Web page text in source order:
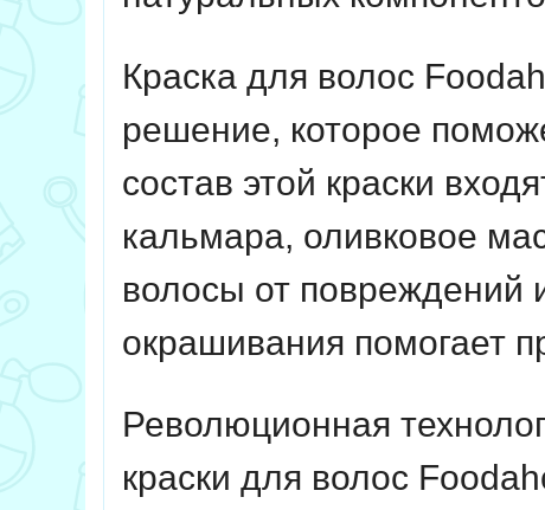
Краска для волос
решение, которое
состав этой краски
кальмара, оливковое
волосы от повреждений
окрашивания помогает
Революционная
краски для волос